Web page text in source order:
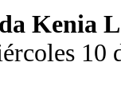
Kenia
10